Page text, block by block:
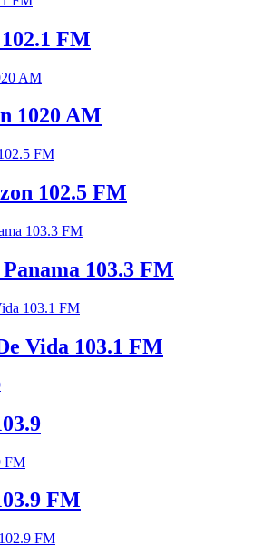
FM
1020 AM
102.5 FM
103.3 FM
Vida 103.1 FM
FM